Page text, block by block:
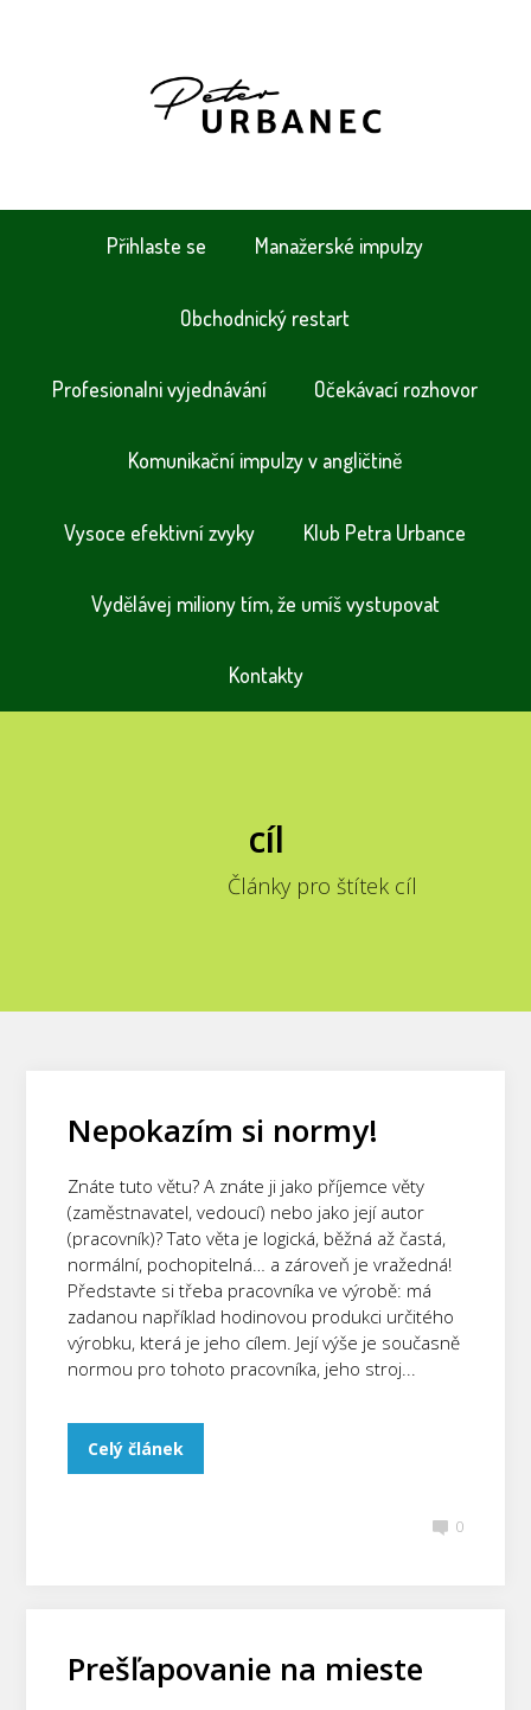
Přihlaste se Manažerské impulzy
Obchodnický restart
Profesionalni vyjednávání Očekávací rozhovor
Komunikační impulzy v angličtině
Vysoce efektivní zvyky Klub Petra Urbance
Vydělávej miliony tím, že umíš vystupovat
Kontakty
cíl
Články pro štítek cíl
Nepokazím si normy!
Znáte tuto větu? A znáte ji jako příjemce věty
(zaměstnavatel, vedoucí) nebo jako její autor
(pracovník)? Tato věta je logická, běžná až častá,
normální, pochopitelná… a zároveň je vražedná!
Představte si třeba pracovníka ve výrobě: má
zadanou například hodinovou produkci určitého
výrobku, která je jeho cílem. Její výše je současně
normou pro tohoto pracovníka, jeho stroj...
Celý článek
0
Prešľapovanie na mieste